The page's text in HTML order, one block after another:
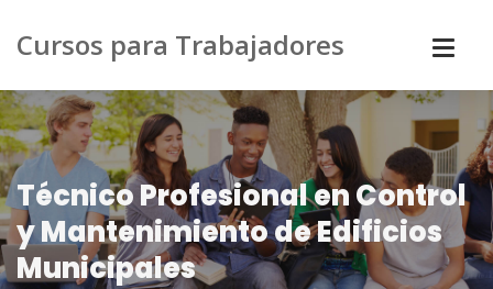
Cursos para Trabajadores
Técnico Profesional en Control
y Mantenimiento de Edificios
Municipales